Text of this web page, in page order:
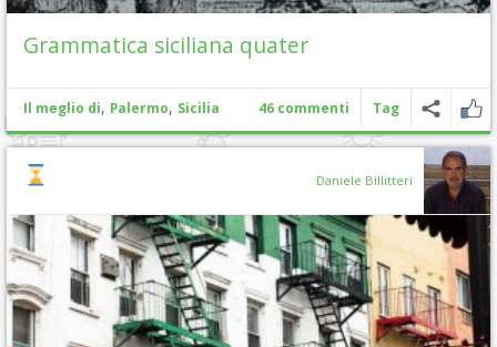
Grammatica siciliana quater
Il meglio di, Palermo, Sicilia 46 commenti Tag
Daniele Billitteri